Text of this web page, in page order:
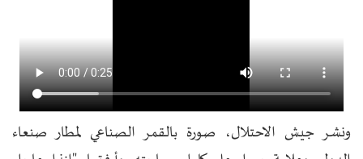
ونشر جيش الاحتلال، صورة بالقمر الصناعي لمطار صنعاء